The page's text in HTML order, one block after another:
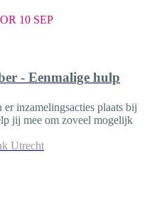
10 SEP
- Eenmalige hulp
inzamelingsacties plaats bij
jij mee om zoveel mogelijk
Utrecht